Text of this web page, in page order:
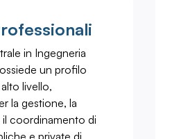
in Ingegneria
un profilo
livello,
la gestione, la
coordinamento di
e private di